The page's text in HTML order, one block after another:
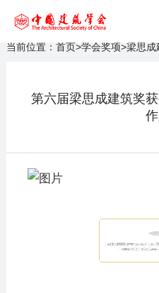
当前位置： 首页>学会奖项>梁思成
第六届梁思成建筑奖
个